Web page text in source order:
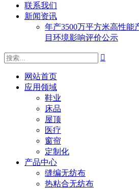
联系我们
新闻资讯
年产3500万平方米高性能
目环境影响评价公示

网站首页
应用领域
鞋业
床品
屋顶
医疗
窗帘
定制化
产品中心
缝编无纺布
热粘合无纺布